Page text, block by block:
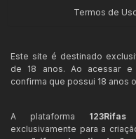
Termos de
Este site é destinado
de 18 anos. Ao acessar
confirma que possui 18 anos
A plataforma 123Rifas
exclusivamente para a